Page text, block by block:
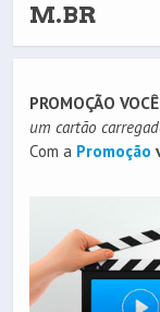
M.BR
PROMOÇÃO
um cartão
Com a Promoção